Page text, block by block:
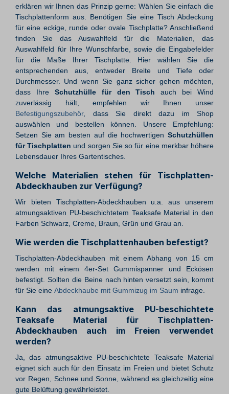
erklären wir Ihnen das Prinzip gerne: Wählen Sie einfach die
Tischplattenform aus. Benötigen Sie eine Tisch Abdeckung
für eine eckige, runde oder ovale Tischplatte? Anschließend
finden Sie das Auswahlfeld für die Materialien, das
Auswahlfeld für Ihre Wunschfarbe, sowie die Eingabefelder
für die Maße Ihrer Tischplatte. Hier wählen Sie die
entsprechenden aus, entweder Breite und Tiefe oder
Durchmesser. Und wenn Sie ganz sicher gehen möchten,
dass Ihre Schutzhülle für den Tisch auch bei Wind
zuverlässig hält, empfehlen wir Ihnen unser
Befestigungszubehör, dass Sie direkt dazu im Shop
auswählen und bestellen können. Unsere Empfehlung:
Setzen Sie am besten auf die hochwertigen Schutzhüllen
für Tischplatten und sorgen Sie so für eine merkbar höhere
Lebensdauer Ihres Gartentisches.
Welche Materialien stehen für Tischplatten-
Abdeckhauben zur Verfügung?
Wir bieten Tischplatten-Abdeckhauben u.a. aus unserem
atmungsaktiven PU-beschichtetem Teaksafe Material in den
Farben Schwarz, Creme, Braun, Grün und Grau an.
Wie werden die Tischplattenhauben befestigt?
Tischplatten-Abdeckhauben mit einem Abhang von 15 cm
werden mit einem 4er-Set Gummispanner und Eckösen
befestigt. Sollten die Beine nach hinten versetzt sein, kommt
für Sie eine Abdeckhaube mit Gummizug im Saum infrage.
Kann das atmungsaktive PU-beschichtete
Teaksafe Material für Tischplatten-
Abdeckhauben auch im Freien verwendet
werden?
Ja, das atmungsaktive PU-beschichtete Teaksafe Material
eignet sich auch für den Einsatz im Freien und bietet Schutz
vor Regen, Schnee und Sonne, während es gleichzeitig eine
gute Belüftung gewährleistet.